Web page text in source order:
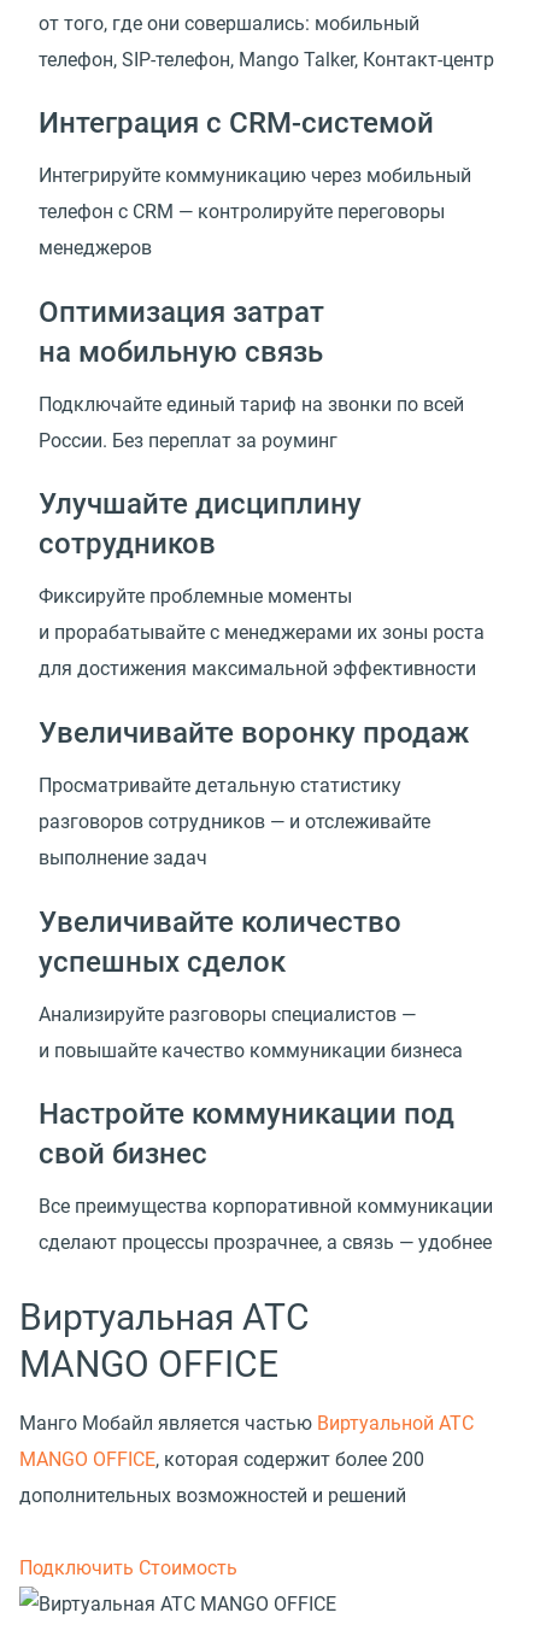
от того, где они совершались: мобильный
телефон, SIP-телефон, Mango Talker, Контакт-центр
Интеграция с CRM-системой
Интегрируйте коммуникацию через мобильный
телефон с CRM — контролируйте переговоры
менеджеров
Оптимизация затрат
на мобильную связь
Подключайте единый тариф на звонки по всей
России. Без переплат за роуминг
Улучшайте дисциплину
сотрудников
Фиксируйте проблемные моменты
и прорабатывайте с менеджерами их зоны роста
для достижения максимальной эффективности
Увеличивайте воронку продаж
Просматривайте детальную статистику
разговоров сотрудников — и отслеживайте
выполнение задач
Увеличивайте количество
успешных сделок
Анализируйте разговоры специалистов —
и повышайте качество коммуникации бизнеса
Настройте коммуникации под
свой бизнес
Все преимущества корпоративной коммуникации
сделают процессы прозрачнее, а связь — удобнее
Виртуальная АТС
MANGO OFFICE
Манго Мобайл является частью Виртуальной АТС
MANGO OFFICE, которая содержит более 200
дополнительных возможностей и решений
Подключить Стоимость